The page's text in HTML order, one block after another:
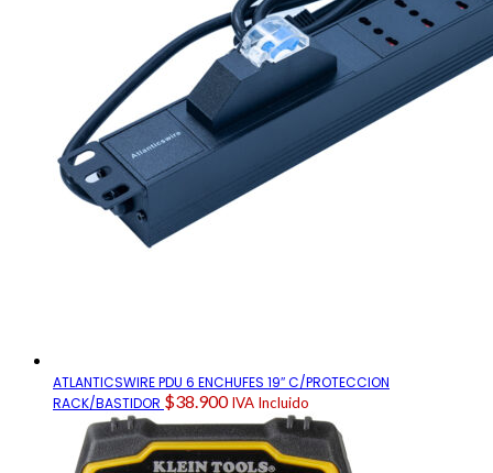
ATLANTICSWIRE PDU 6 ENCHUFES 19″ C/PROTECCION
RACK/BASTIDOR $38.900 IVA Incluido